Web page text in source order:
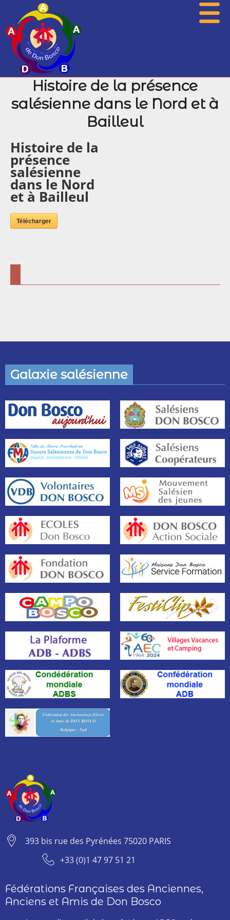
Présentation
Actualités
Photos
Agenda
Histoire
Archives
Histoire de la présence
salésienne dans le Nord et à
Bailleul
Histoire de la
présence
salésienne
dans le Nord
et à Bailleul
Télécharger
Galaxie salésienne
393 bis rue des Pyrénées 75020 PARIS
+33 (0)1 47 97 51 21
Fédérations Françaises des Anciennes,
Anciens et Amis de Don Bosco